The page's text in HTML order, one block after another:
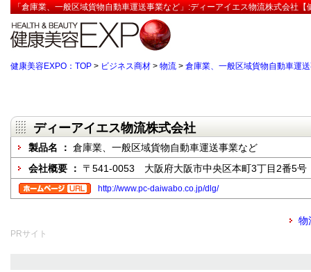
「倉庫業、一般区域貨物自動車運送事業など」:ディーアイエス物流株式会社【
健康美容EXPO：TOP > ビジネス商材 > 物流 > 倉庫業、一般区域貨物自動車運
ディーアイエス物流株式会社
製品名 ： 倉庫業、一般区域貨物自動車運送事業など
会社概要 ： 〒541-0053 大阪府大阪市中央区本町3丁目2番5号
http://www.pc-daiwabo.co.jp/dlg/
物
PRサイト